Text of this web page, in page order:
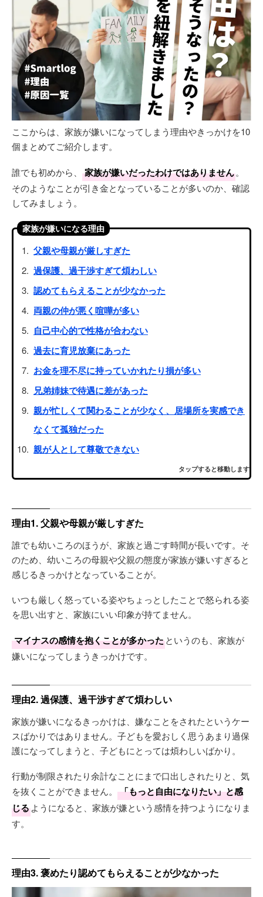
ここからは、家族が嫌いになってしまう理由やきっかけを10
個まとめてご紹介します。
誰でも初めから、 家族が嫌いだったわけではありません。
そのようなことが引き金となっていることが多いのか、確認
してみましょう。
家族が嫌いになる理由
父親や母親が厳しすぎた
過保護、過干渉すぎて煩わしい
認めてもらえることが少なかった
両親の仲が悪く喧嘩が多い
自己中心的で性格が合わない
過去に育児放棄にあった
お金を理不尽に持っていかれたり損が多い
兄弟姉妹で待遇に差があった
親が忙しくて関わることが少なく、居場所を実感でき
なくて孤独だった
親が人として尊敬できない
タップすると移動します
理由1. 父親や母親が厳しすぎた
誰でも幼いころのほうが、家族と過ごす時間が長いです。そ
のため、幼いころの母親や父親の態度が家族が嫌いすぎると
感じるきっかけとなっていることが。
いつも厳しく怒っている姿やちょっとしたことで怒られる姿
を思い出すと、家族にいい印象が持てません。
マイナスの感情を抱くことが多かったというのも、家族が
嫌いになってしまうきっかけです。
理由2. 過保護、過干渉すぎて煩わしい
家族が嫌いになるきっかけは、嫌なことをされたというケー
スばかりではありません。子どもを愛おしく思うあまり過保
護になってしまうと、子どもにとっては煩わしいばかり。
行動が制限されたり余計なことにまで口出しされたりと、気
を抜くことができません。
「もっと自由になりたい」と感
じるようになると、家族が嫌という感情を持つようになりま
す。
理由3. 褒めたり認めてもらえることが少なかった